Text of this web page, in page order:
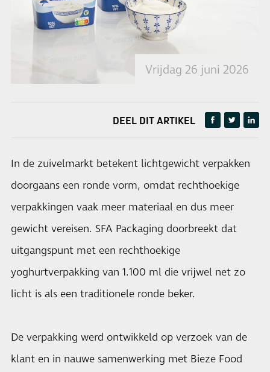
Vrijdag 26 juni 2026
DEEL DIT ARTIKEL
In de zuivelmarkt betekent lichtgewicht verpakken
doorgaans een ronde vorm, omdat rechthoekige
verpakkingen vaak meer materiaal en dus meer
gewicht vereisen. SFA Packaging doorbreekt dat
uitgangspunt met een rechthoekige
yoghurtverpakking van 1.100 ml die vrijwel net zo
licht is als een traditionele ronde beker.
De verpakking werd ontwikkeld op verzoek van de
klant en in nauwe samenwerking met Bieze Food